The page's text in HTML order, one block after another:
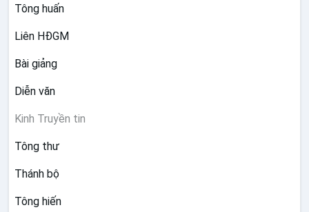
Tông huấn
Liên HĐGM
Bài giảng
Diễn văn
Kinh Truyền tin
Tông thư
Thánh bộ
Tông hiến